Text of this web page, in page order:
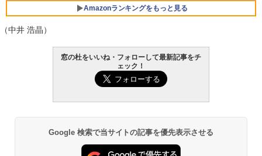
Core i5/16GB/SSD 512GB/ホワイト) FM
VWK3E15W_AZ
Amazonランキングをもっと見る
生成AIパスポート公式テキスト 第４版
￥1,766
AIイラスト表現辞典: 思い通りの絵を引き
ズ (はぴーイラストLabo)
Amazon Kindle - 目に優しい、かさばら
ない、大きな画面で読みやすい、6週間持
続バッテリー、6インチディスプレイ電子
書籍リーダー、マッチャ、16GB、広告な
￥16,980
Kindle Paperwhite シグニチャーエディ
（中井 浩晶）
窓の杜をいいね・フォローして最新記事をチ
ェック！
Google 検索で当サイトの記事を優先表示させる